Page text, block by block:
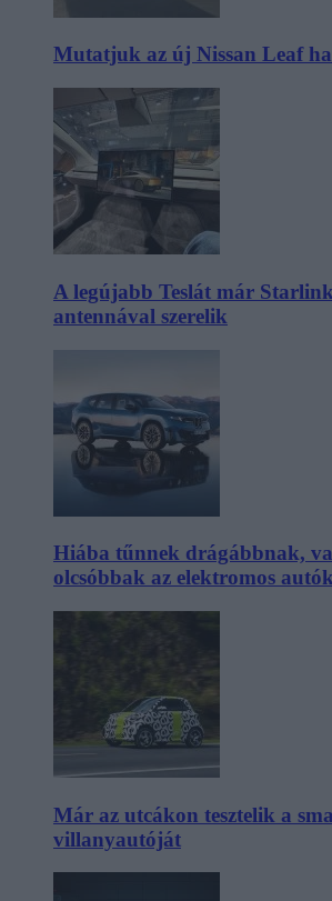
Mutatjuk az új Nissan Leaf
A legújabb Teslát már
antennával szerelik
Hiába tűnnek drágábbnak,
olcsóbbak az elektromos
Már az utcákon tesztelik a
villanyautóját